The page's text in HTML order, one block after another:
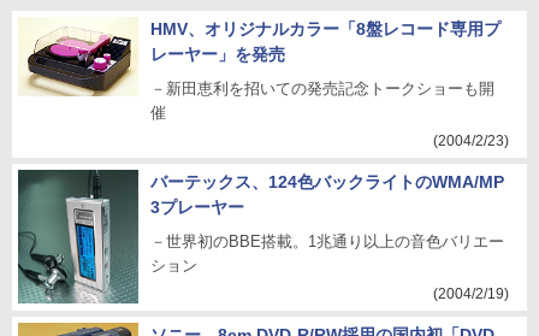
ビデオカメラ デジタルカメラ プロジェクタ ミニコンポ
パソコン ディスプレイ
BD/DVDプレーヤー
ネットワークプレーヤー 音楽/ボイスレコーダ
カーナビ/オーディオ AV周辺機器 NAS
オーディオアクセサリ ラジカセ/ラジオ
HMV、オリジナルカラー「8盤レコード専用プ
レーヤー」を発売
－新田恵利を招いての発売記念トークショーも開
催
(2004/2/23)
バーテックス、124色バックライトのWMA/MP
3プレーヤー
－世界初のBBE搭載。1兆通り以上の音色バリエー
ション
(2004/2/19)